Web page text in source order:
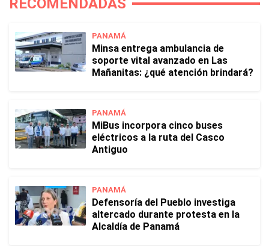
RECOMENDADAS
PANAMÁ
Minsa entrega ambulancia de
soporte vital avanzado en Las
Mañanitas: ¿qué atención brindará?
PANAMÁ
MiBus incorpora cinco buses
eléctricos a la ruta del Casco
Antiguo
PANAMÁ
Defensoría del Pueblo investiga
altercado durante protesta en la
Alcaldía de Panamá